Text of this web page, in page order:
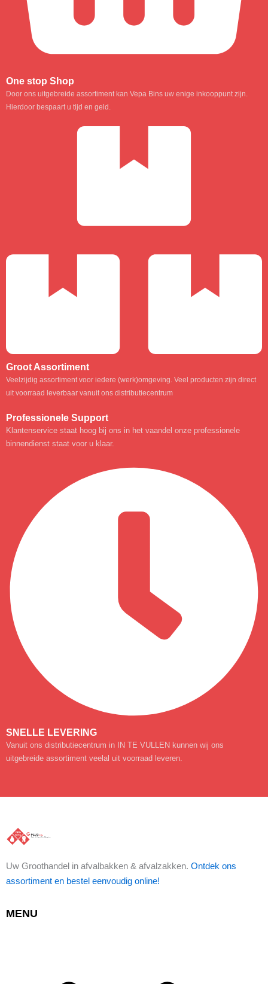
One stop Shop
Door ons uitgebreide assortiment kan Vepa Bins uw enige inkooppunt zijn.
Hierdoor bespaart u tijd en geld.
Groot Assortiment
Veelzijdig assortiment voor iedere (werk)omgeving. Veel producten zijn direct
uit voorraad leverbaar vanuit ons distributiecentrum
Professionele Support
Klantenservice staat hoog bij ons in het vaandel onze professionele
binnendienst staat voor u klaar.
SNELLE LEVERING
Vanuit ons distributiecentrum in IN TE VULLEN kunnen wij ons
uitgebreide assortiment veelal uit voorraad leveren.
Uw Groothandel in afvalbakken & afvalzakken. Ontdek ons
assortiment en bestel eenvoudig online!
MENU